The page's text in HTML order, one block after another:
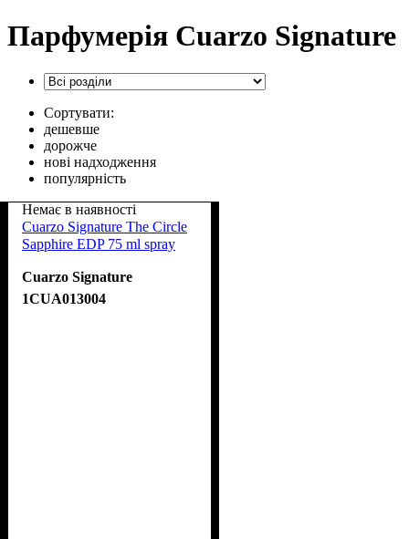
Парфумерія Cuarzo Signature
Сортувати:
дешевше
дорожче
нові надходження
популярність
Немає в наявності
Cuarzo Signature The Circle
Sapphire EDP 75 ml spray
Cuarzo Signature
1CUA013004